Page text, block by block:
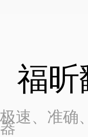
福昕
极速、准确
器